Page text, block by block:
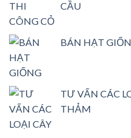
CẦU
BÁN HẠT
TƯ VẤN CÁC
THẢM